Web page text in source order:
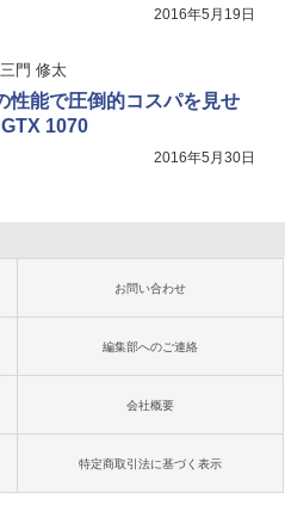
2016年5月19日
三門 修太
性能で圧倒的コスパを見せ
1070
2016年5月30日
お問い合わせ
編集部へのご連絡
会社概要
特定商取引法に基づく表示